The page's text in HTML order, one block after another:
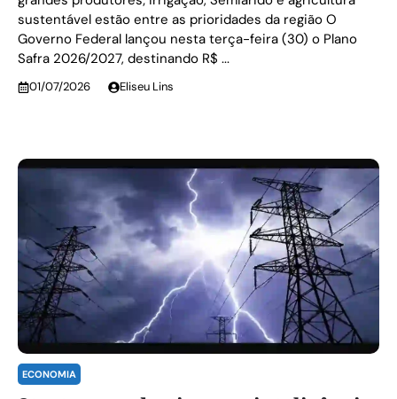
sustentável estão entre as prioridades da região O
Governo Federal lançou nesta terça-feira (30) o Plano
Safra 2026/2027, destinando R$ ...
01/07/2026 Eliseu Lins
ECONOMIA